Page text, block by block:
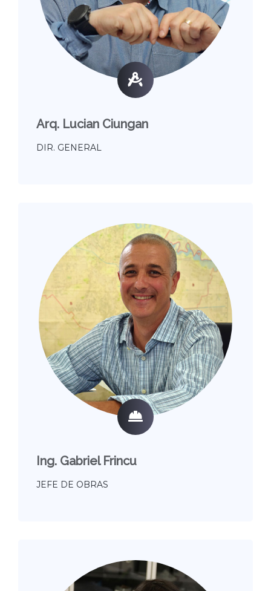
Arq. Lucian Ciungan
DIR. GENERAL
Ing. Gabriel Frincu
JEFE DE OBRAS